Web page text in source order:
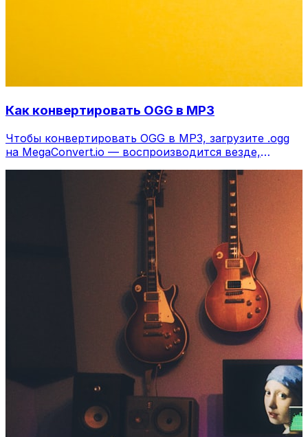
Как конвертировать OGG в MP3
Чтобы конвертировать OGG в MP3, загрузите .ogg
на MegaConvert.io — воспроизводится везде,